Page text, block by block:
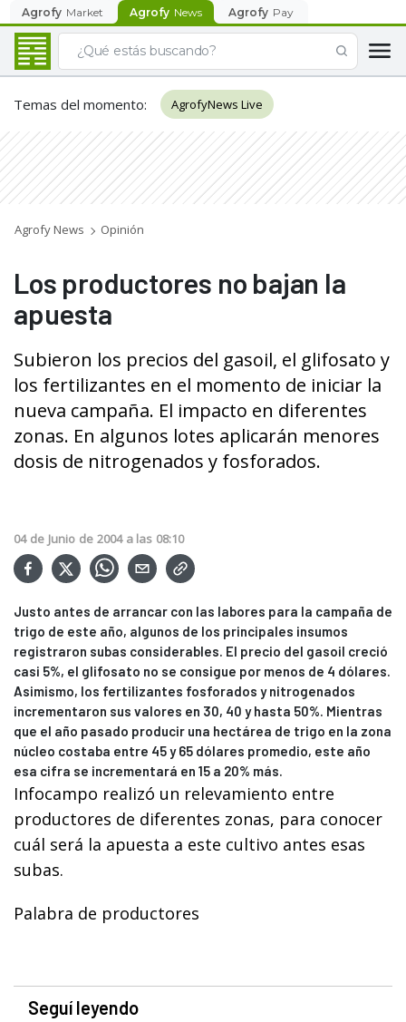
Agrofy Market Agrofy News Agrofy Pay
Temas del momento: AgrofyNews Live
Agrofy News Opinión
Los productores no bajan la
apuesta
Subieron los precios del gasoil, el glifosato y
los fertilizantes en el momento de iniciar la
nueva campaña. El impacto en diferentes
zonas. En algunos lotes aplicarán menores
dosis de nitrogenados y fosforados.
04 de Junio de 2004 a las 08:10
Justo antes de arrancar con las labores para la campaña de
trigo de este año, algunos de los principales insumos
registraron subas considerables. El precio del gasoil creció
casi 5%, el glifosato no se consigue por menos de 4 dólares.
Asimismo, los fertilizantes fosforados y nitrogenados
incrementaron sus valores en 30, 40 y hasta 50%. Mientras
que el año pasado producir una hectárea de trigo en la zona
núcleo costaba entre 45 y 65 dólares promedio, este año
esa cifra se incrementará en 15 a 20% más.
Infocampo realizó un relevamiento entre
productores de diferentes zonas, para conocer
cuál será la apuesta a este cultivo antes esas
subas.
Palabra de productores
Seguí leyendo